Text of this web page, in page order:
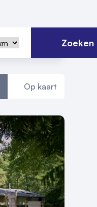
Zoeken
Op kaart